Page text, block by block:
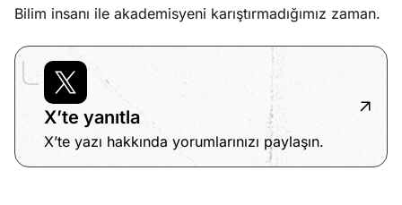
Bilim insanı ile akademisyeni karıştırmadığımız zaman.
X’te yanıtla
X’te yazı hakkında yorumlarınızı paylaşın.